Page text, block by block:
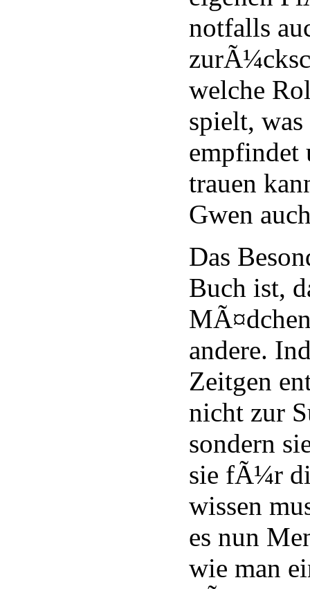
notfalls
welche
spielt,
empfindet
trauen
Gwen
Das
Buch ist,
andere.
Zeitgen
nicht zur
sondern
sie fÃ¼r
wissen
es nun
wie man